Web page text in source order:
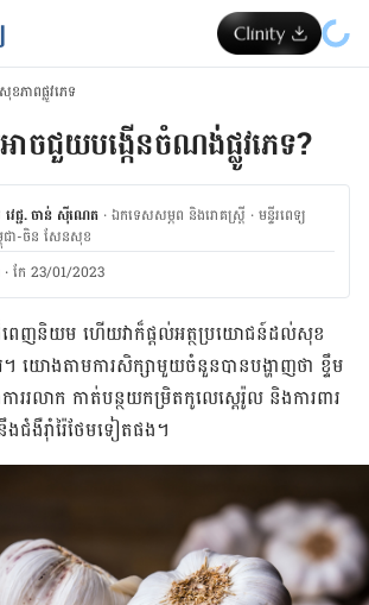
ខភាពផ្លូវភេទ
ច​ជួយ​បង្កើន​ចំណង់​ផ្លូវ​ភេទ​?​​​​​​​​​​​​​​​​​​​​​​​​​​​​​​​​​​​​​​​​​​​​​​​​​​​​​​​​​​​​​​​​​​​​​
វេជ្ជ. ចាន់ ស៊ីណេត ·ឯកទេសសម្ភព និងរោគស្ត្រី ·ម​ន្ទីរពេទ្យ
ពុជា-ចិន សែនសុខ
·កែ 23/01/2023
េញ​និយម​ ​ហើយ​វា​ក៏​ផ្ដល់​អត្ថប្រយោជន៍​ដល់​សុខ
យោង​តាម​​ការ​សិក្សា​មួយ​ចំនួន​បាន​បង្ហាញ​ថា​ ខ្ទឹម​
រលាក​ កាត់​បន្ថយ​កម្រិត​កូលេស្តេរ៉ូល​ និង​ការពារ​
ជំងឺ​រ៉ាំរ៉ៃ​ថែម​ទៀត​​ផង​។​